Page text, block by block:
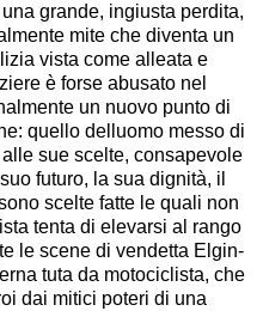
grande, ingiusta perdita,
mite che diventa un
vista come alleata e
è forse abusato nel
un nuovo punto di
quello delluomo messo di
sue scelte, consapevole
futuro, la sua dignità, il
scelte fatte le quali non
tenta di elevarsi al rango
le scene di vendetta Elgin-
tuta da motociclista, che
dai mitici poteri di una